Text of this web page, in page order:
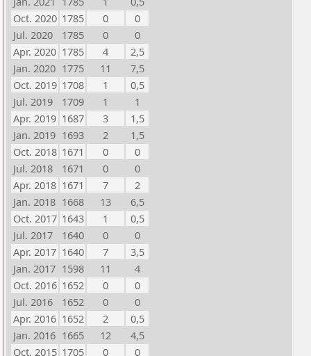
Oct. 2020 1785 0
0
Jul. 2020
1785 0
0
Apr. 2020 1785 4
2,5
Jan. 2020 1775 11
7,5
Oct. 2019 1708 1
0,5
Jul. 2019
1709 1
1
Apr. 2019 1687 3
1,5
Jan. 2019 1693 2
1,5
Oct. 2018 1671 0
0
Jul. 2018
1671 0
0
Apr. 2018 1671 7
2
Jan. 2018 1668 13
6,5
Oct. 2017 1643 1
0,5
Jul. 2017
1640 0
0
Apr. 2017 1640 7
3,5
Jan. 2017 1598 11
4
Oct. 2016 1652 0
0
Jul. 2016
1652 0
0
Apr. 2016 1652 2
0,5
Jan. 2016 1665 12
4,5
Oct. 2015 1705 0
0